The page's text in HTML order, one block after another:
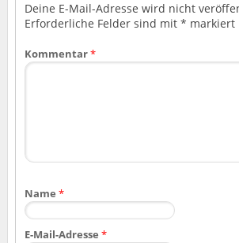
Deine E-Mail-Adresse wird nicht
Erforderliche Felder sind mit * markiert
Kommentar*
Name *
E-Mail-Adresse *